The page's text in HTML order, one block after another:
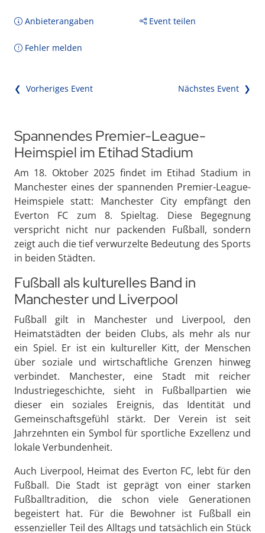
Anbieterangaben Event teilen
Fehler melden
❮ Vorheriges Event Nächstes Event ❯
Spannendes Premier-League-
Heimspiel im Etihad Stadium
Am 18. Oktober 2025 findet im Etihad Stadium in
Manchester eines der spannenden Premier-League-
Heimspiele statt: Manchester City empfängt den
Everton FC zum 8. Spieltag. Diese Begegnung
verspricht nicht nur packenden Fußball, sondern
zeigt auch die tief verwurzelte Bedeutung des Sports
in beiden Städten.
Fußball als kulturelles Band in
Manchester und Liverpool
Fußball gilt in Manchester und Liverpool, den
Heimatstädten der beiden Clubs, als mehr als nur
ein Spiel. Er ist ein kultureller Kitt, der Menschen
über soziale und wirtschaftliche Grenzen hinweg
verbindet. Manchester, eine Stadt mit reicher
Industriegeschichte, sieht in Fußballpartien wie
dieser ein soziales Ereignis, das Identität und
Gemeinschaftsgefühl stärkt. Der Verein ist seit
Jahrzehnten ein Symbol für sportliche Exzellenz und
lokale Verbundenheit.
Auch Liverpool, Heimat des Everton FC, lebt für den
Fußball. Die Stadt ist geprägt von einer starken
Fußballtradition, die schon viele Generationen
begeistert hat. Für die Bewohner ist Fußball ein
essenzieller Teil des Alltags und tatsächlich ein Stück